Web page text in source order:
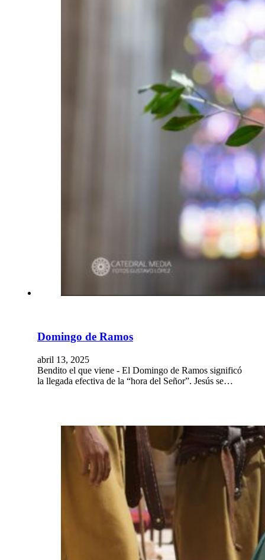
Domingo de Ramos
abril 13, 2025
Bendito el que viene - El Domingo de Ramos significó
la llegada efectiva de la “hora del Señor”. Jesús se…